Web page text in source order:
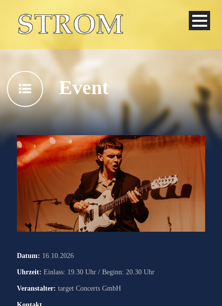
Deutsch
Event
Datum: 16.10.2026
Uhrzeit: Einlass: 19.30 Uhr / Beginn: 20.30 Uhr
Veranstalter: target Concerts GmbH